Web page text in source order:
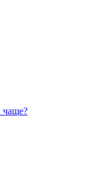
чаще?